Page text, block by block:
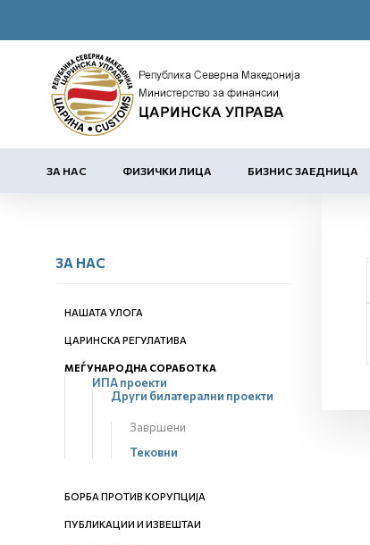
ЗА НАС ФИЗИЧКИ ЛИЦА БИЗНИС ЗАЕДНИЦА
ЗА НАС
НАШАТА УЛОГА
ЦАРИНСКА РЕГУЛАТИВА
МЕЃУНАРОДНА СОРАБОТКА
ИПА проекти
Други билатерални проекти
Завршени
Тековни
БОРБА ПРОТИВ КОРУПЦИЈА
ПУБЛИКАЦИИ И ИЗВЕШТАИ